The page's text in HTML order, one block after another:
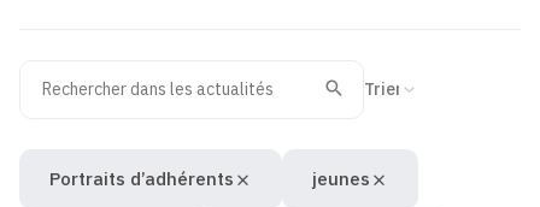
Recherche
Valider
Portraits d’adhérents jeunes